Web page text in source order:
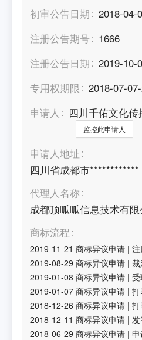
初审公告日期
2018-04-
注册公告期号
1666
注册公告日期
2019-10-
专用权期限
2018-07-
申请人
四川千佑文化传
监控此申请人
申请人地址
四川省成都市************
代理人名称
成都顶呱呱信息技术有限
商标流程
2019-11-21 商标异议申请 |
2019-08-29 商标异议申请 |
2019-01-08 商标异议申请 |
2019-01-07 商标异议申请 |
2018-12-26 商标异议申请 |
2018-12-11 商标异议申请 |
2018-06-29 商标异议申请 |